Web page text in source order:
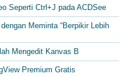
Seperti Ctrl+J pada ACDSee
Meminta “Berpikir Lebih
Mengedit Kanvas B
Premium Gratis